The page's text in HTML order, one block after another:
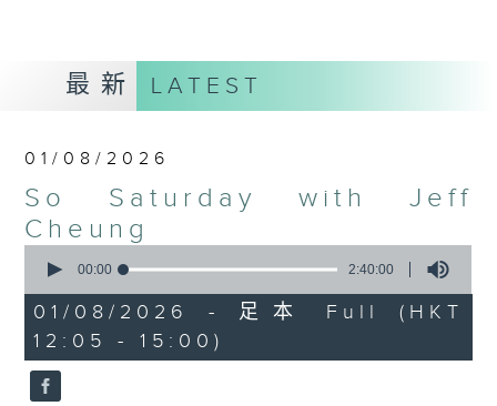
Every Saturday 12:05-3pm... on
Radio 3
最新 LATEST
01/08/2026
So Saturday with Jeff
Cheung
seconds
2
hours,
40
minutes,
0
seconds
00:00 2:40:00
01/08/2026 - 足本 Full (HKT
12:05 - 15:00)